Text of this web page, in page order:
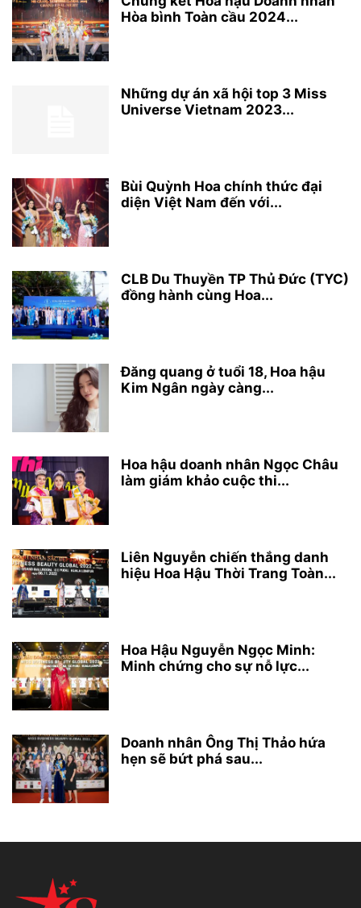
Hòa bình Toàn cầu 2024...
Những dự án xã hội top 3 Miss
Universe Vietnam 2023...
Bùi Quỳnh Hoa chính thức đại
diện Việt Nam đến với...
CLB Du Thuyền TP Thủ Đức (TYC)
đồng hành cùng Hoa...
Đăng quang ở tuổi 18, Hoa hậu
Kim Ngân ngày càng...
Hoa hậu doanh nhân Ngọc Châu
làm giám khảo cuộc thi...
Liên Nguyễn chiến thắng danh
hiệu Hoa Hậu Thời Trang Toàn...
Hoa Hậu Nguyễn Ngọc Minh:
Minh chứng cho sự nỗ lực...
Doanh nhân Ông Thị Thảo hứa
hẹn sẽ bứt phá sau...